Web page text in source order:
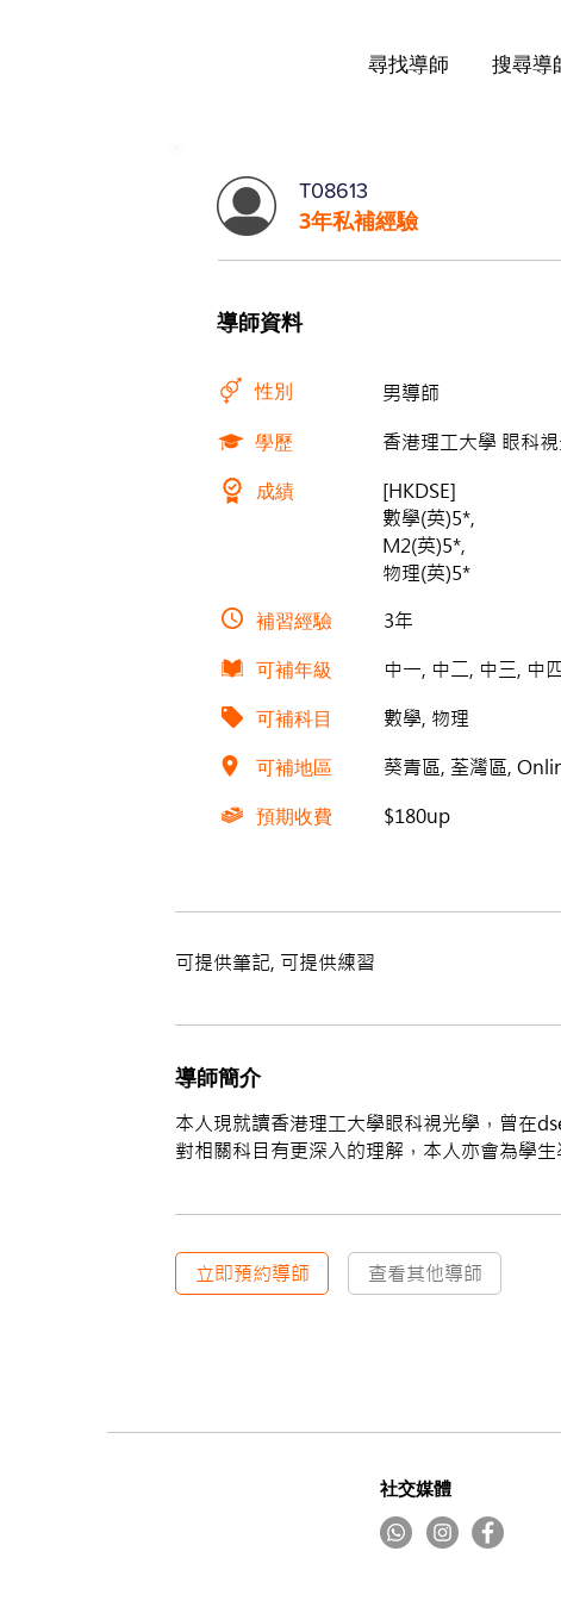
尋找導師 搜尋導
T08613
3年私補經驗
導師資料
性別 男導師
學歷 香港理工大學 眼科
成績
[HKDSE]
數學(英)5*,
M2(英)5*,
物理(英)5*
補習經驗 3年
可補年級 中一, 中二, 中三, 中
可補科目 數學, 物理
可補地區 葵青區, 荃灣區,
預期收費 $180up
可提供筆記, 可提供練習
導師簡介
本人現就讀香港理工大學眼科視光學，曾在
對相關科目有更深入的理解，本人亦會為學生
立即預約導師 查看其他導師
社交媒體